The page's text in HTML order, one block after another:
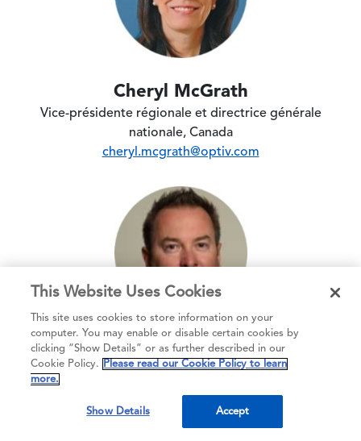
Cheryl McGrath
Vice-présidente régionale et directrice générale
nationale, Canada
cheryl.mcgrath@optiv.com
Image
Liam McCart
Directeur régional du secteur public
liam.mccart@optiv.com
This Website Uses Cookies
This site uses cookies to store information on your
computer. You may enable or disable certain cookies by
clicking “Show Details” or as further described in our
Cookie Policy.
Please read our Cookie Policy to learn
more.
Show Details Accept